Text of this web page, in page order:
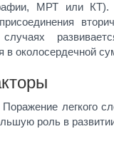
МРТ или
в околосердечной
легкого
роль в развитии